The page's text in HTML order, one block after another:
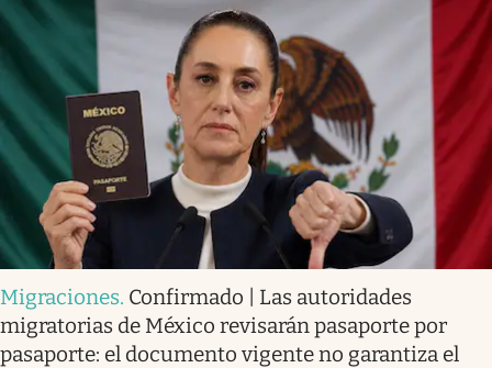
Migraciones. Confirmado | Las autoridades
migratorias de México revisarán pasaporte por
pasaporte: el documento vigente no garantiza el